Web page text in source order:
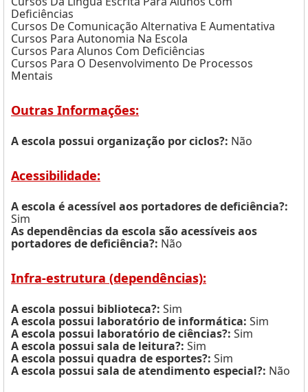
Deficiências
Cursos De Comunicação Alternativa E Aumentativa
Cursos Para Autonomia Na Escola
Cursos Para Alunos Com Deficiências
Cursos Para O Desenvolvimento De Processos
Mentais
Outras Informações:
A escola possui organização por ciclos?: Não
Acessibilidade:
A escola é acessível aos portadores de deficiência?:
Sim
As dependências da escola são acessíveis aos
portadores de deficiência?: Não
Infra-estrutura (dependências):
A escola possui biblioteca?: Sim
A escola possui laboratório de informática: Sim
A escola possui laboratório de ciências?: Sim
A escola possui sala de leitura?: Sim
A escola possui quadra de esportes?: Sim
A escola possui sala de atendimento especial?: Não